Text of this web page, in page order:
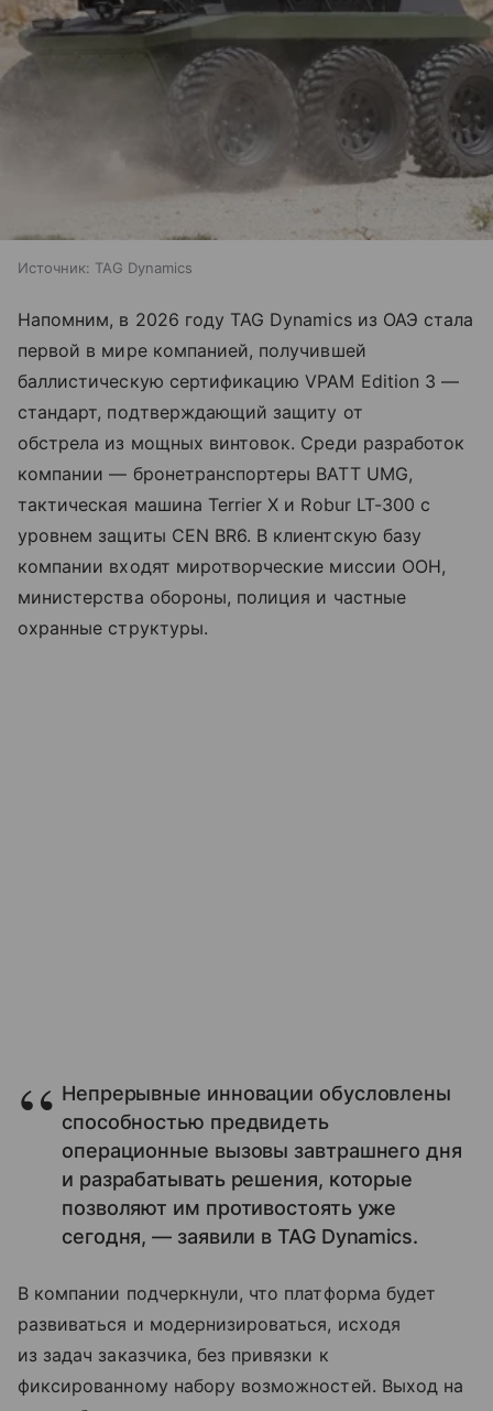
Источник: TAG Dynamics
Напомним, в 2026 году TAG Dynamics из ОАЭ стала
первой в мире компанией, получившей
баллистическую сертификацию VPAM Edition 3 —
стандарт, подтверждающий защиту от
обстрела из мощных винтовок. Среди разработок
компании — бронетранспортеры BATT UMG,
тактическая машина Terrier X и Robur LT-300 с
уровнем защиты CEN BR6. В клиентскую базу
компании входят миротворческие миссии ООН,
министерства обороны, полиция и частные
охранные структуры.
Непрерывные инновации обусловлены
способностью предвидеть
операционные вызовы завтрашнего дня
и разрабатывать решения, которые
позволяют им противостоять уже
сегодня, — заявили в TAG Dynamics.
В компании подчеркнули, что платформа будет
развиваться и модернизироваться, исходя
из задач заказчика, без привязки к
фиксированному набору возможностей. Выход на